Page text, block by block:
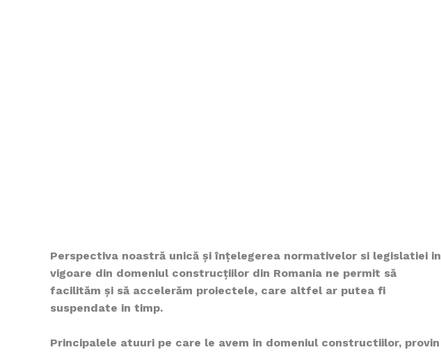
Perspectiva noastră unică și înțelegerea normativelor si legislatiei in
vigoare din domeniul construcțiilor din Romania ne permit să
facilităm și să accelerăm proiectele, care altfel ar putea fi
suspendate in timp.
Principalele atuuri pe care le avem in domeniul constructiilor, provin